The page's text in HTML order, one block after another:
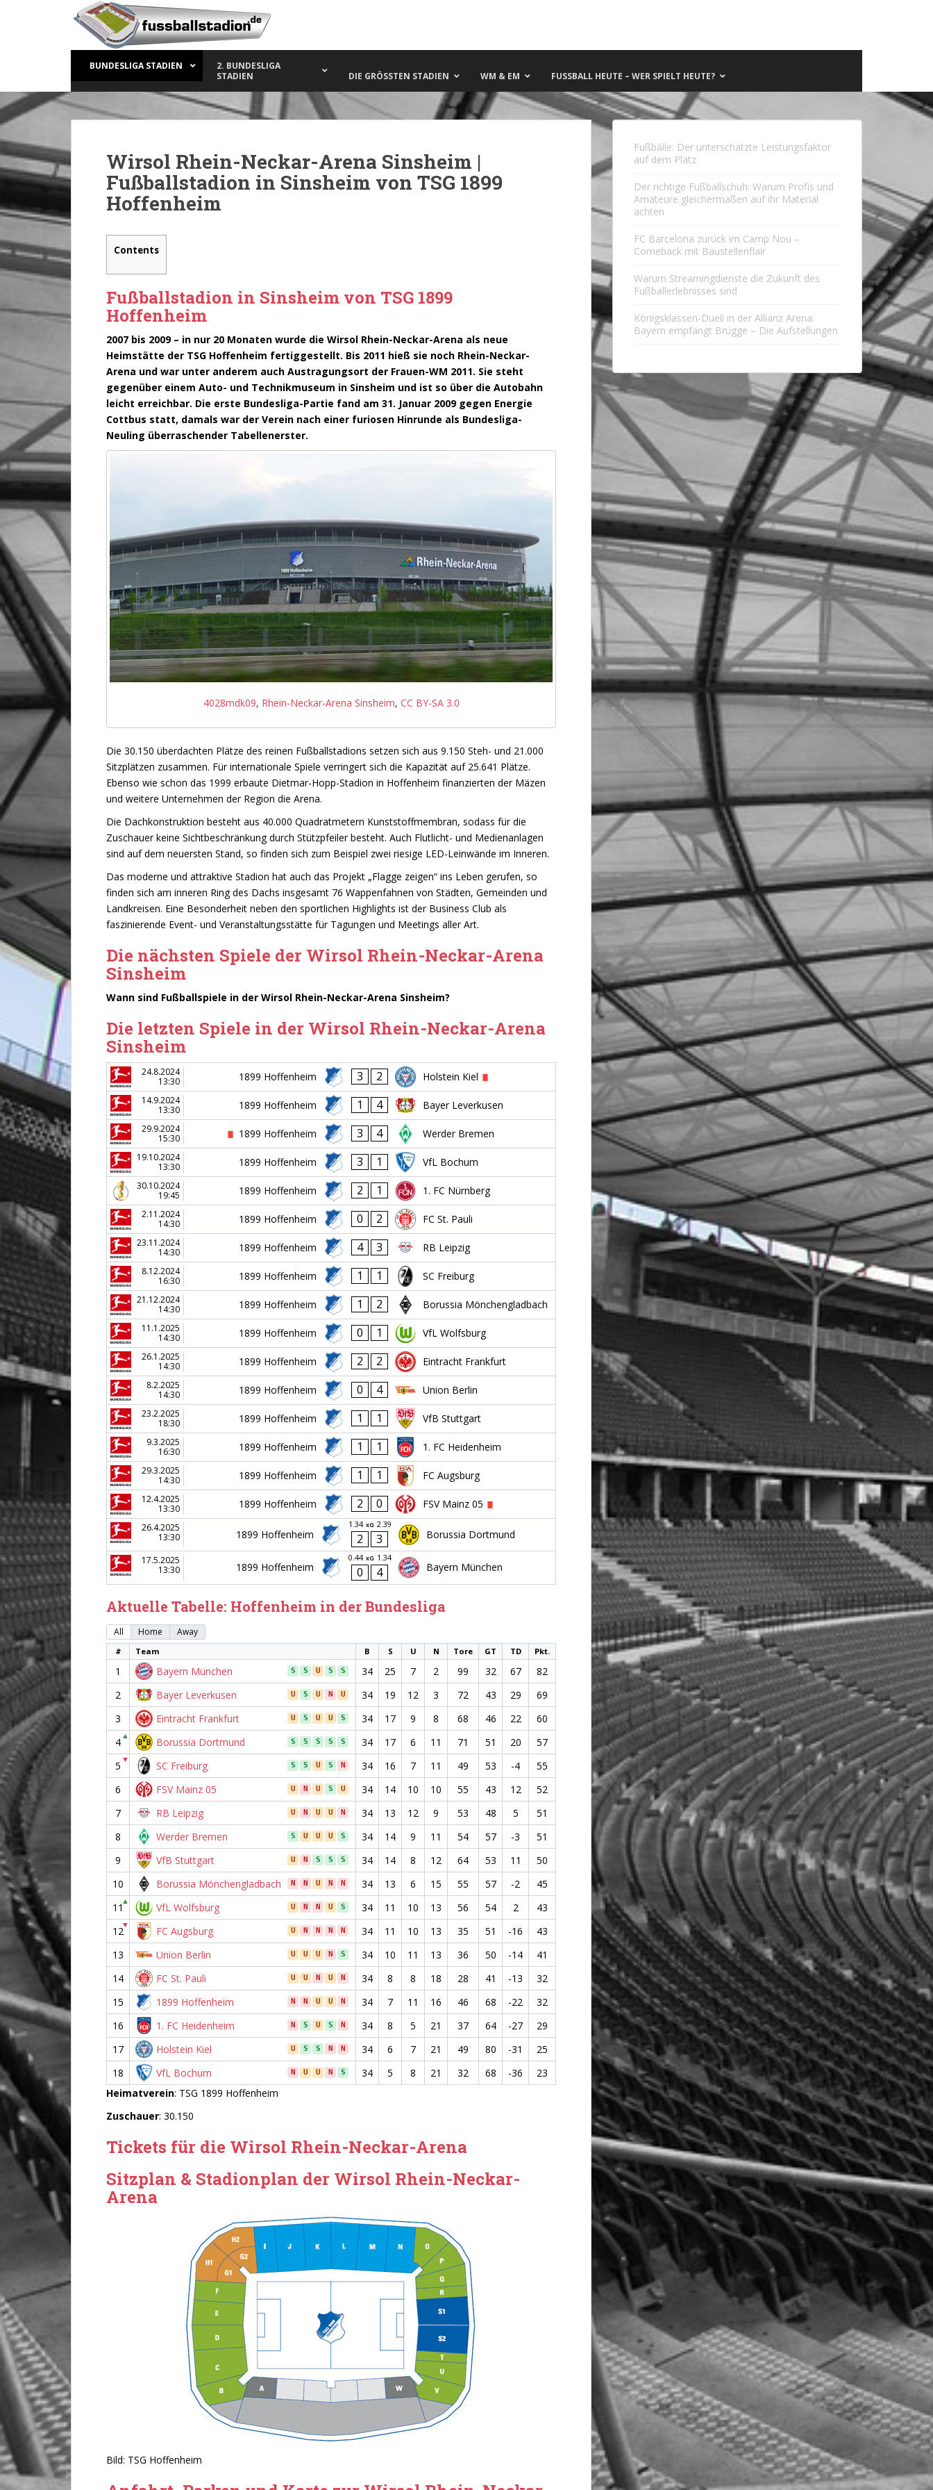
m
a
n
c
t
n
BUNDESLIGA STADIEN
2. BUNDESLIGA
STADIEN
DIE GRÖSSTEN STADIEN WM & EM FUSSBALL HEUTE – WER SPIELT HEUTE?
Wirsol Rhein-Neckar-Arena Sinsheim |
Fußballstadion in Sinsheim von TSG 1899
Hoffenheim
Contents
Fußballstadion in Sinsheim von TSG 1899
Hoffenheim
2007 bis 2009 – in nur 20 Monaten wurde die Wirsol Rhein-Neckar-Arena als neue
Heimstätte der TSG Hoffenheim fertiggestellt. Bis 2011 hieß sie noch Rhein-Neckar-
Arena und war unter anderem auch Austragungsort der Frauen-WM 2011. Sie steht
gegenüber einem Auto- und Technikmuseum in Sinsheim und ist so über die Autobahn
leicht erreichbar. Die erste Bundesliga-Partie fand am 31. Januar 2009 gegen Energie
Cottbus statt, damals war der Verein nach einer furiosen Hinrunde als Bundesliga-
Neuling überraschender Tabellenerster.
4028mdk09, Rhein-Neckar-Arena Sinsheim, CC BY-SA 3.0
Die 30.150 überdachten Plätze des reinen Fußballstadions setzen sich aus 9.150 Steh- und 21.000
Sitzplätzen zusammen. Für internationale Spiele verringert sich die Kapazität auf 25.641 Plätze.
Ebenso wie schon das 1999 erbaute Dietmar-Hopp-Stadion in Hoffenheim finanzierten der Mäzen
und weitere Unternehmen der Region die Arena.
Die Dachkonstruktion besteht aus 40.000 Quadratmetern Kunststoffmembran, sodass für die
Zuschauer keine Sichtbeschränkung durch Stützpfeiler besteht. Auch Flutlicht- und Medienanlagen
sind auf dem neuersten Stand, so finden sich zum Beispiel zwei riesige LED-Leinwände im Inneren.
Das moderne und attraktive Stadion hat auch das Projekt „Flagge zeigen“ ins Leben gerufen, so
finden sich am inneren Ring des Dachs insgesamt 76 Wappenfahnen von Städten, Gemeinden und
Landkreisen. Eine Besonderheit neben den sportlichen Highlights ist der Business Club als
faszinierende Event- und Veranstaltungsstätte für Tagungen und Meetings aller Art.
Die nächsten Spiele der Wirsol Rhein-Neckar-Arena
Sinsheim
Wann sind Fußballspiele in der Wirsol Rhein-Neckar-Arena Sinsheim?
Die letzten Spiele in der Wirsol Rhein-Neckar-Arena
Sinsheim
24.8.2024
13:30
1899 Hoffenheim 3 2 Holstein Kiel
14.9.2024
13:30
1899 Hoffenheim 1 4 Bayer Leverkusen
29.9.2024
15:30
1899 Hoffenheim 3 4 Werder Bremen
19.10.2024
13:30
1899 Hoffenheim 3 1 VfL Bochum
30.10.2024
19:45
1899 Hoffenheim 2 1 1. FC Nürnberg
2.11.2024
14:30
1899 Hoffenheim 0 2 FC St. Pauli
23.11.2024
14:30
1899 Hoffenheim 4 3 RB Leipzig
8.12.2024
16:30
1899 Hoffenheim 1 1 SC Freiburg
21.12.2024
14:30
1899 Hoffenheim 1 2 Borussia Mönchengladbach
11.1.2025
14:30
1899 Hoffenheim 0 1 VfL Wolfsburg
26.1.2025
14:30
1899 Hoffenheim 2 2 Eintracht Frankfurt
8.2.2025
14:30
1899 Hoffenheim 0 4 Union Berlin
23.2.2025
18:30
1899 Hoffenheim 1 1 VfB Stuttgart
9.3.2025
16:30
1899 Hoffenheim 1 1 1. FC Heidenheim
29.3.2025
14:30
1899 Hoffenheim 1 1 FC Augsburg
12.4.2025
13:30
1899 Hoffenheim 2 0 FSV Mainz 05
26.4.2025
13:30
1899 Hoffenheim
1.34 xG 2.39
2 3 Borussia Dortmund
17.5.2025
13:30
1899 Hoffenheim
0.44 xG 1.34
0 4 Bayern München
Aktuelle Tabelle: Hoffenheim in der Bundesliga
All Home Away
# Team B S U N Tore GT TD Pkt.
1 Bayern München S S U S S 34 25 7 2 99 32 67
82
2
Bayer Leverkusen U S U N U 34 19 12 3 72 43 29
69
3
Eintracht Frankfurt U S U U S 34 17 9 8 68 46 22
60
4
▲
Borussia Dortmund S S S S S 34 17 6 11 71 51 20
57
5
▼
SC Freiburg S S U S N 34 16 7 11 49 53 -4
55
6
FSV Mainz 05 U N U S U 34 14 10 10 55 43 12
52
7
RB Leipzig U N U U N 34 13 12 9 53 48 5
51
8
Werder Bremen S U U U S 34 14 9 11 54 57 -3
51
9
VfB Stuttgart U N S S S 34 14 8 12 64 53 11
50
10
Borussia Mönchengladbach N N U N N 34 13 6 15 55 57 -2
45
11
▲
VfL Wolfsburg U N N U S 34 11 10 13 56 54 2
43
12
▼
FC Augsburg U N N N N 34 11 10 13 35 51 -16
43
13
Union Berlin U U U N S 34 10 11 13 36 50 -14
41
14
FC St. Pauli U U N U N 34 8 8 18 28 41 -13
32
15
1899 Hoffenheim N N U U N 34 7 11 16 46 68 -22
32
16
1. FC Heidenheim N S U S N 34 8 5 21 37 64 -27
29
17
Holstein Kiel U S S N N 34 6 7 21 49 80 -31
25
18
VfL Bochum N U U N S 34 5 8 21 32 68 -36
23
Heimatverein: TSG 1899 Hoffenheim
Zuschauer: 30.150
Tickets für die Wirsol Rhein-Neckar-Arena
Sitzplan & Stadionplan der Wirsol Rhein-Neckar-
Arena
Bild: TSG Hoffenheim
Fußbälle: Der unterschätzte Leistungsfaktor
auf dem Platz
Der richtige Fußballschuh: Warum Profis und
Amateure gleichermaßen auf ihr Material
achten
FC Barcelona zurück im Camp Nou –
Comeback mit Baustellenflair
Warum Streamingdienste die Zukunft des
Fußballerlebnisses sind
Königsklassen-Duell in der Allianz Arena:
Bayern empfängt Brügge – Die Aufstellungen